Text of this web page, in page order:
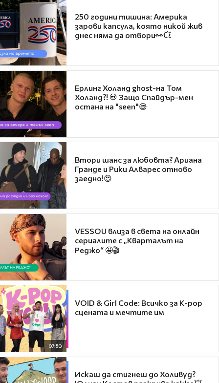
250 години тишина: Америка
зарови капсула, която никой жив
днес няма да отвори👀💥
Ерлинг Холанд ghost-на Том
Холанд?! 💀 Защо Спайдър-мен
остана на "seen"😅
Втори шанс за любовта? Ариана
Гранде и Рики Алварес отново
заедно!😍
VESSOU влиза в света на онлайн
сериалите с „Кварталът на
Реджо“ 🤩🎬
07:50
VOID & Girl Code: Всичко за K-pop
сцената и мечтите им
Искаш да стигнеш до Холивуд?